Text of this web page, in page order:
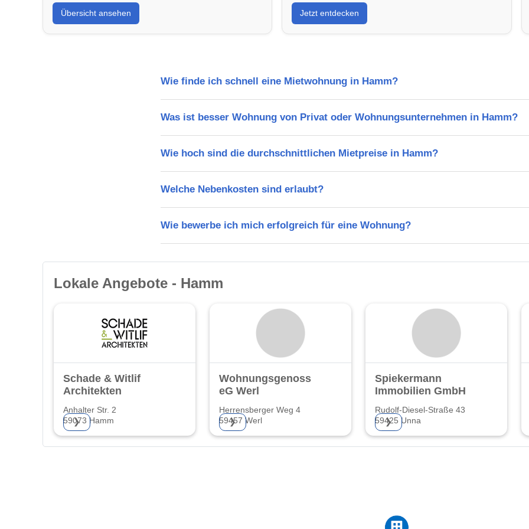
Übersicht ansehen Jetzt entdecken
Wie finde ich schnell eine Mietwohnung in Hamm?
Was ist besser Wohnung von Privat oder Wohnungsunternehmen in Hamm?
Wie hoch sind die durchschnittlichen Mietpreise in Hamm?
Welche Nebenkosten sind erlaubt?
Wie bewerbe ich mich erfolgreich für eine Wohnung?
Lokale Angebote - Hamm
Schade & Witlif
Architekten
Anhalter Str. 2
59073 Hamm
❯
Wohnungsgenossenschaft
eG Werl
Herrensberger Weg 4
59457 Werl
❯
Spiekermann
Immobilien GmbH
Rudolf-Diesel-Straße 43
59425 Unna
❯